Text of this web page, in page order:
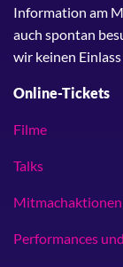
Information am
auch spontan
wir keinen
Online-Tickets
Filme
Talks
Mitmachaktionen
Performances